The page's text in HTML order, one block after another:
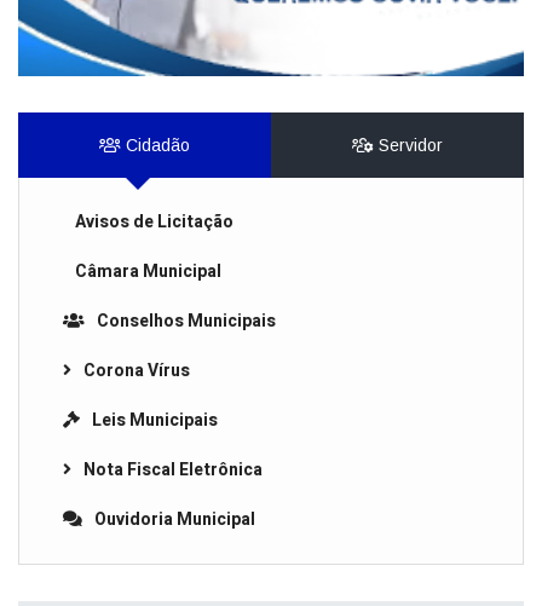
Cidadão Servidor
Avisos de Licitação
Câmara Municipal
Conselhos Municipais
Corona Vírus
Leis Municipais
Nota Fiscal Eletrônica
Ouvidoria Municipal